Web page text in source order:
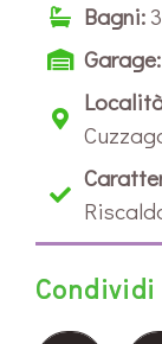
Bagni: 3
Garage: